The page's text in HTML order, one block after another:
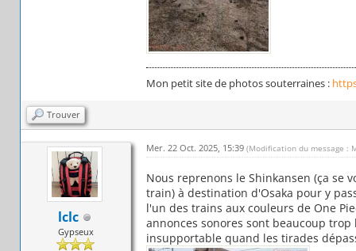
Mon petit site de photos souterraines :
Trouver
lclc
Gypseux
Mer. 22 Oct. 2025, 15:39 (Modification du message :
Nous reprenons le Shinkansen (ça se
train) à destination d'Osaka pour y
l'un des trains aux couleurs de One
annonces sonores sont beaucoup
insupportable quand les tirades